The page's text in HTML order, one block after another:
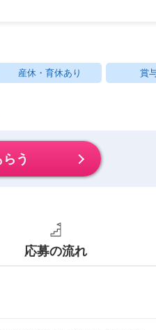
産休・育休あり 賞
う
応募の流れ